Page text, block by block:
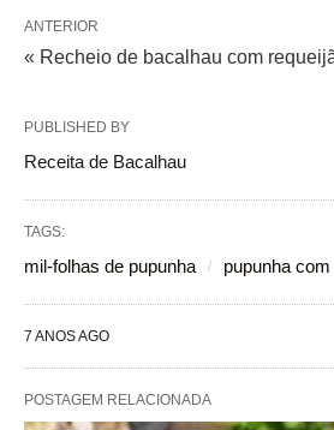
ANTERIOR
« Recheio de bacalhau com
PUBLISHED BY
Receita de Bacalhau
TAGS:
mil-folhas de pupunha pupunha
7 ANOS AGO
POSTAGEM RELACIONADA